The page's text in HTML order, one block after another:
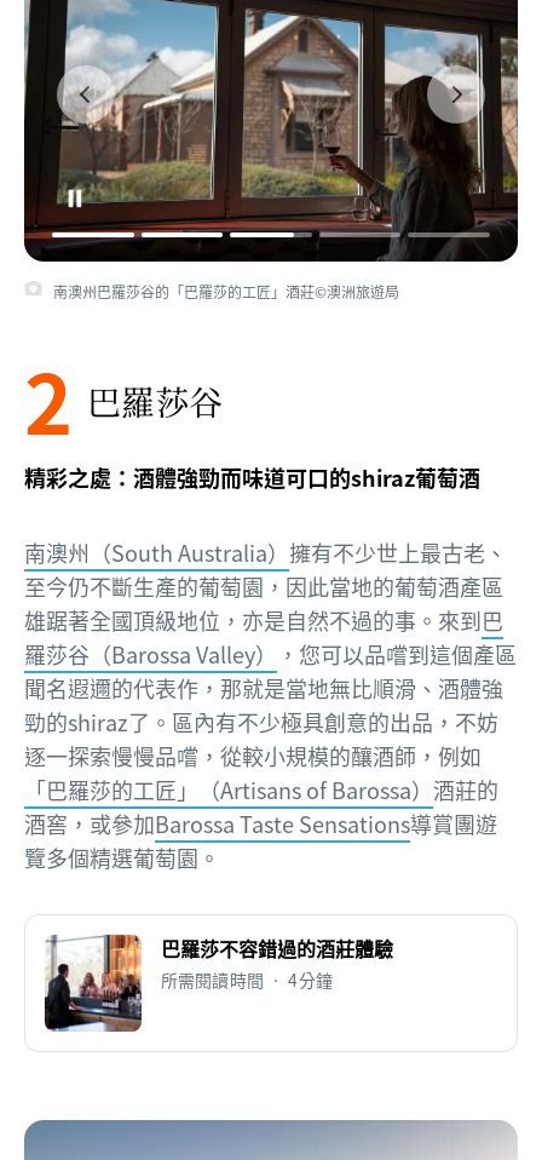
南澳州巴羅莎谷的「巴羅莎的工匠」酒莊©澳洲旅遊局
2 巴羅莎谷
精彩之處：酒體強勁而味道可口的shiraz葡萄酒
南澳州（South Australia） 擁有不少世上最古老、
至今仍不斷生產的葡萄園，因此當地的葡萄酒產區
雄踞著全國頂級地位，亦是自然不過的事。來到巴
羅莎谷（Barossa Valley）
，您可以品嚐到這個產區
聞名遐邇的代表作，那就是當地無比順滑、酒體強
勁的shiraz了。區內有不少極具創意的出品，不妨
逐一探索慢慢品嚐，從較小規模的釀酒師，例如
「巴羅莎的工匠」（Artisans of Barossa） 酒莊的
酒窖，或參加Barossa Taste Sensations導賞團遊
覽多個精選葡萄園。
巴羅莎不容錯過的酒莊體驗
所需閱讀時間 • 4分鐘